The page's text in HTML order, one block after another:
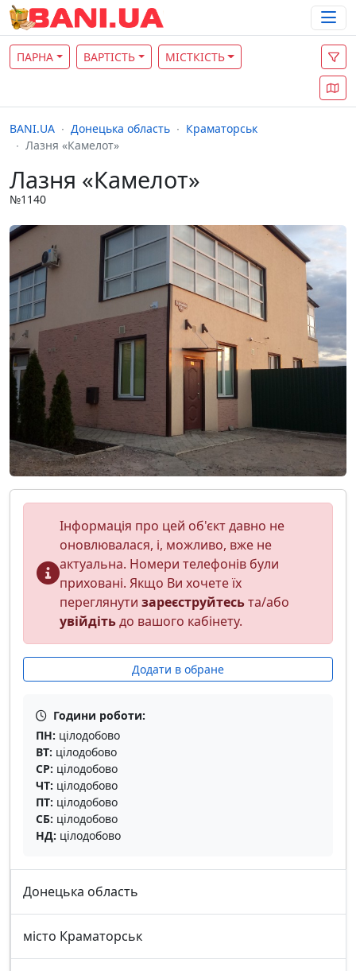
ПАРНА ВАРТІСТЬ МІСТКІСТЬ
BANI.UA Донецька область
Краматорськ
Лазня «Камелот»
Лазня «Камелот»
№1140
Інформація про цей об'єкт давно не
оновлювалася, і, можливо, вже не
актуальна. Номери телефонів були
приховані. Якщо Ви хочете їх
переглянути зареєструйтесьта/або
увійдітьдо вашого кабінету.
Додати в обране
Години роботи:
ПН: цілодобово
ВТ: цілодобово
СР: цілодобово
ЧТ: цілодобово
ПТ: цілодобово
СБ: цілодобово
НД: цілодобово
Донецька область
місто Краматорськ